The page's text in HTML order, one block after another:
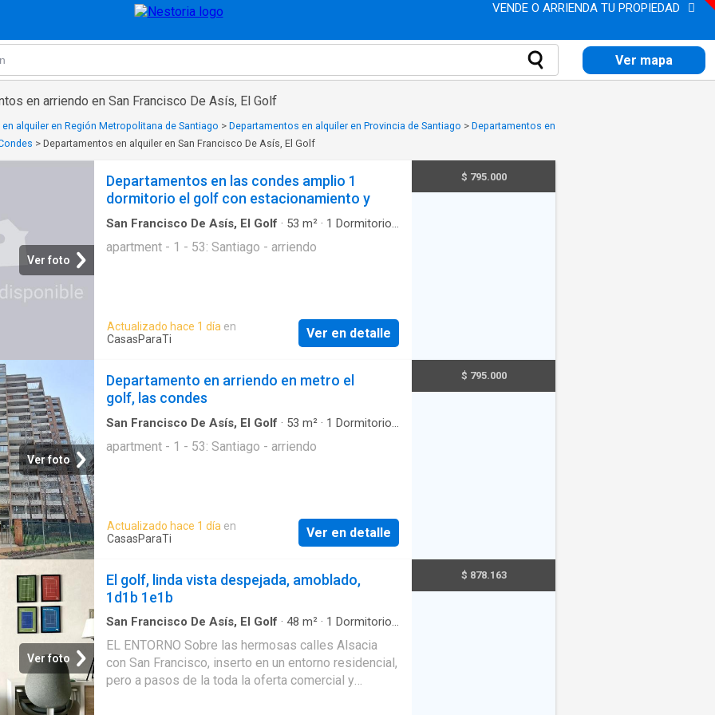
VENDE O ARRIENDA TU PROPIEDAD
Ver mapa
en arriendo en San Francisco De Asís, El Golf
alquiler en Región Metropolitana de Santiago > Departamentos en alquiler en Provincia de Santiago > Departamentos en
> Departamentos en alquiler en San Francisco De Asís, El Golf
Ver foto
Departamentos en las condes amplio 1
dormitorio el golf con estacionamiento y
San Francisco De Asís, El Golf · 53 m² · 1 Dormitorio·
apartment - 1 - 53: Santiago - arriendo
Actualizado hace 1 día en
CasasParaTi
Ver en detalle
$ 795.000
Ver foto
Departamento en arriendo en metro el
golf, las condes
San Francisco De Asís, El Golf · 53 m² · 1 Dormitorio
apartment - 1 - 53: Santiago - arriendo
Actualizado hace 1 día en
CasasParaTi
Ver en detalle
$ 795.000
Ver foto
El golf, linda vista despejada, amoblado,
1d1b 1e1b
San Francisco De Asís, El Golf · 48 m² · 1 Dormitorio·
EL ENTORNO Sobre las hermosas calles Alsacia
con San Francisco, inserto en un entorno residencial,
pero a pasos de la toda la oferta comercial y
$ 878.163